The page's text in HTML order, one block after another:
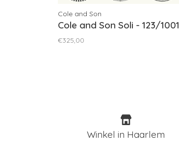
Cole and Son
Cole and Son Soli - 123/1001
€325,00
Winkel in Haarlem